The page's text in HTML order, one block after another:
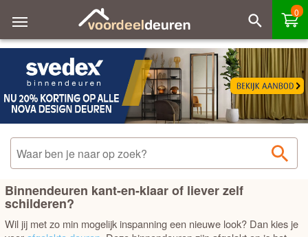
0
Filteren
Outlet deuren
OPDEK OF STOMP
BREEDTE
STIJL
Sorteren
Merk - A tot Z
Merk - Z tot A
Prijs laag - hoog
Prijs hoog - laag
Best verkocht
Binnendeuren kant-en-klaar of liever zelf
schilderen?
Wil jij met zo min mogelijk inspanning een nieuwe look? Dan kies je